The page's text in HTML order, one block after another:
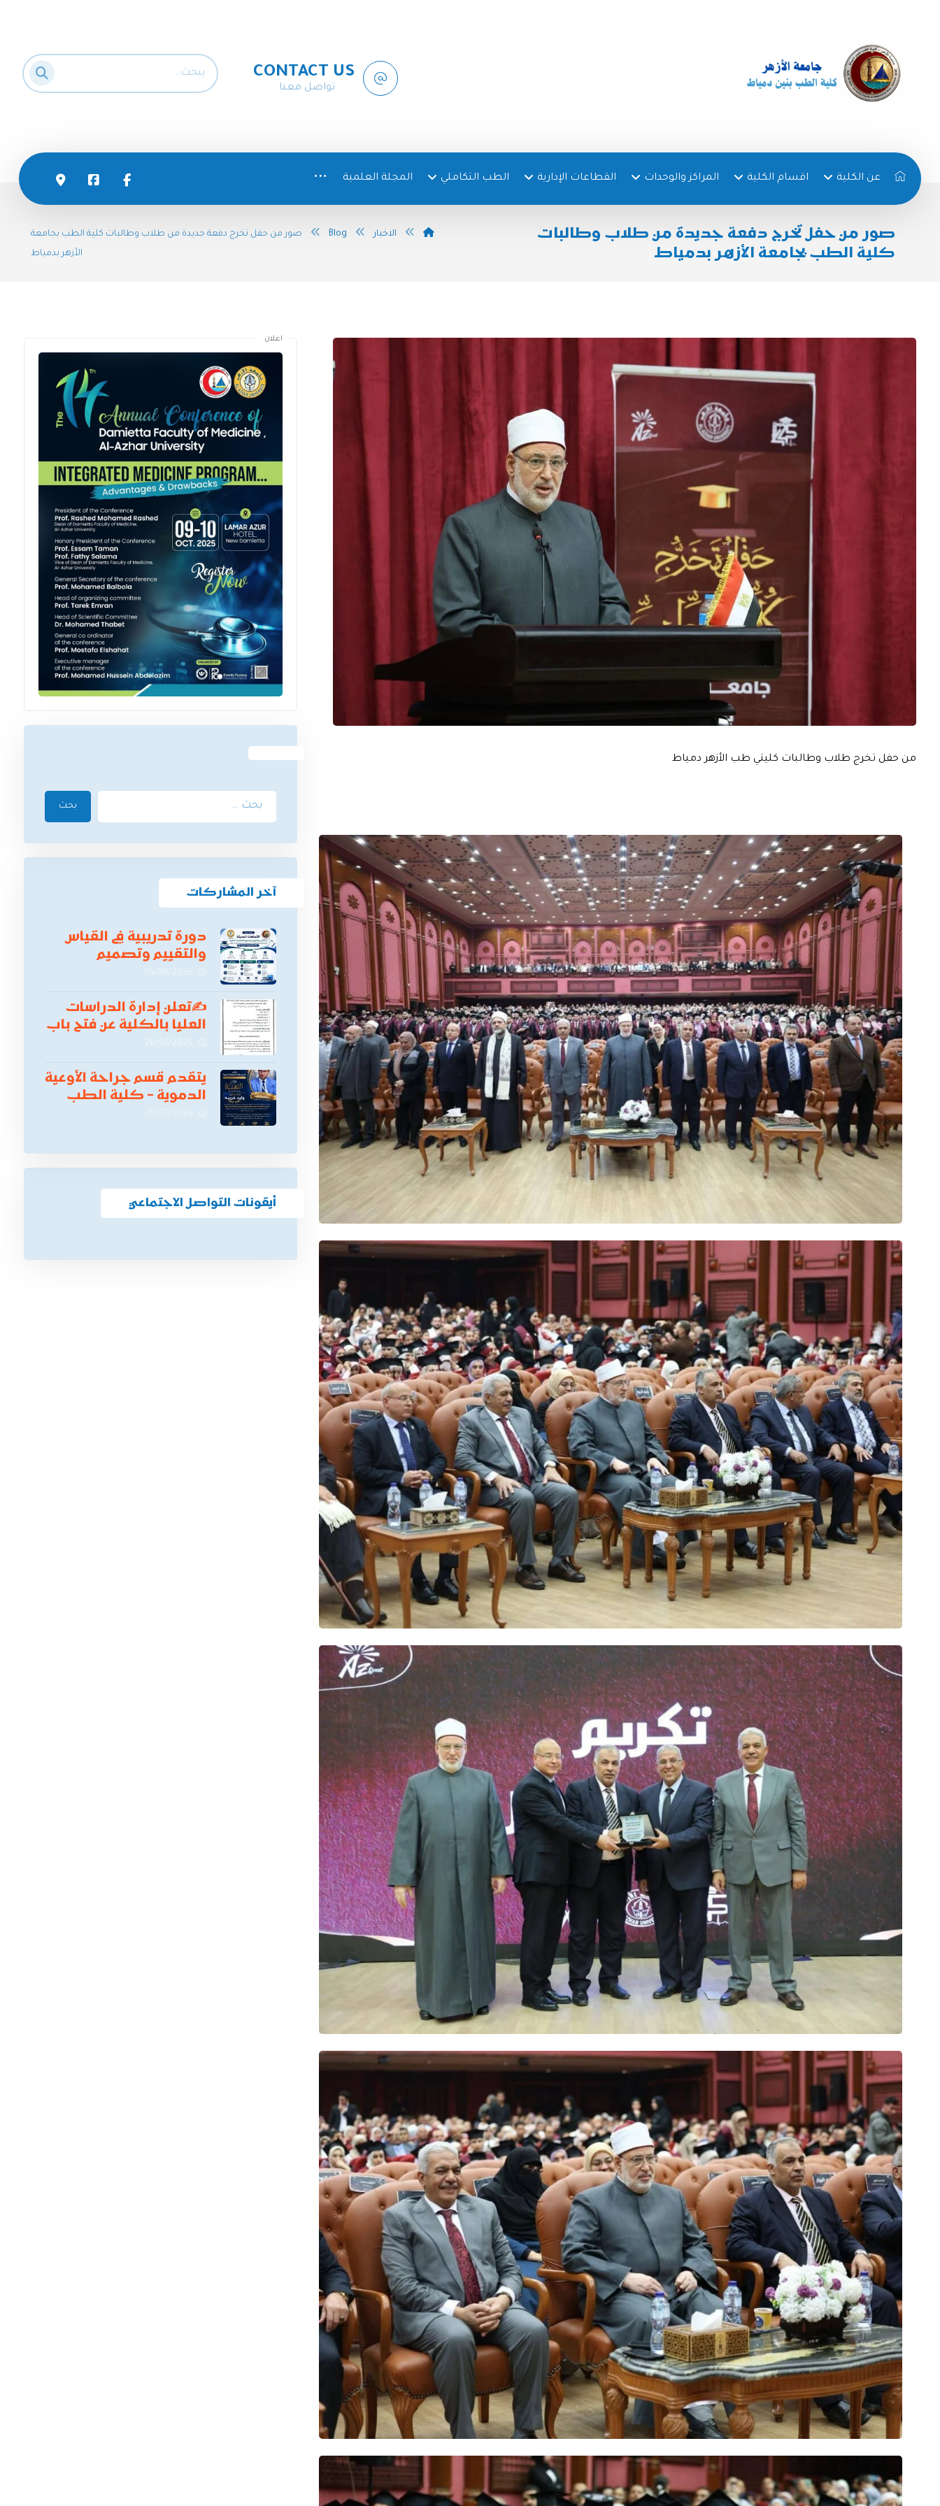
CONTACT US
تواصل معنا
عن الكلية اقسام الكلية المراكز والوحدات القطاعات الإدارية الطب التكاملي المجلة العلمية
صور من حفل تخرج دفعة جديدة من طلاب وطالبات
كلية الطب بجامعة الأزهر بدمياط
الاخبار Blog
صور من حفل تخرج دفعة جديدة من طلاب وطالبات كلية الطب بجامعة
الأزهر بدمياط
من حفل تخرج طلاب وطالبات كليتي طب الأزهر دمياط
اعلان
بحث
آخر المشاركات
دورة تدريبية في القياس
والتقييم وتصميم
✍تعلن إدارة الدراسات
العليا بالكلية عن فتح باب
أكتوبر 2026،
يتقدم قسم جراحة الأوعية
الدموية – كلية الطب
الأستاذ الدكتور/ وليد
أيقونات التواصل الاجتماعي